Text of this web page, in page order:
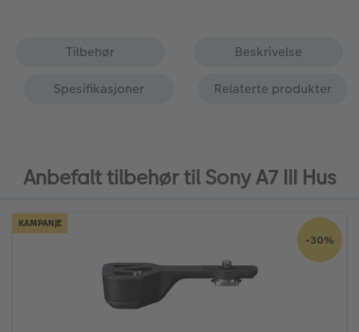
Tilbehør
Beskrivelse
Spesifikasjoner
Relaterte produkter
Anbefalt tilbehør til Sony A7 III Hus
KAMPANJE
-30%